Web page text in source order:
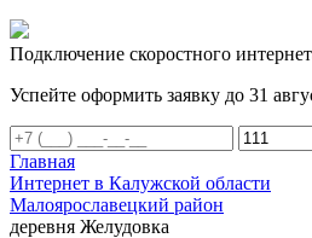
Подключение скоростного
Успейте оформить заявку до 31
Главная
Интернет в Калужской области
Малоярославецкий район
деревня Желудовка